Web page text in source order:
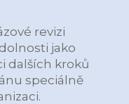
revizi
jako
dalších kroků
speciálně